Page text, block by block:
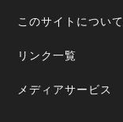
このサイトについて
リンク一覧
メディアサービス